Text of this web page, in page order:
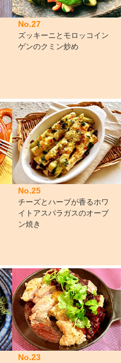
No.27
ズッキーニとモロッコイン
ゲンのクミン炒め
No.25
チーズとハーブが香るホワ
イトアスパラガスのオーブ
ン焼き
No.23